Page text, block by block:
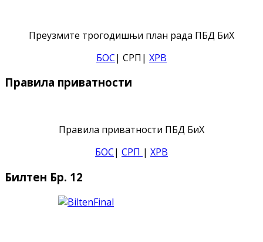
Преузмите трогодишњи план рада ПБД БиХ
БОС| СРП| ХРВ
Правила приватности
Правила приватности ПБД БиХ
БОС| СРП | ХРВ
Билтен Бр. 12